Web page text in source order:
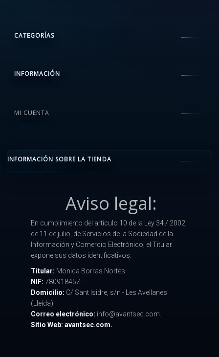
CATEGORÍAS
INFORMACIÓN
MI CUENTA
INFORMACIÓN SOBRE LA TIENDA
Aviso legal:
En cumplimiento del artículo 10 de la Ley 34 / 2002,
de 11 de julio, de Servicios de la Sociedad de la
Información y Comercio Electrónico, el Titular
expone sus datos identificativos.
Titular: Monica Borras Nortes.
NIF: 78091845Z.
Domicilio: C/ Sant Isidre, s/n - Les Avellanes
(Lleida).
Correo electrónico: info@avantsec.com.
Sitio Web: avantsec.com.